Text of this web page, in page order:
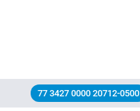
77 3427 0000 20712-0500